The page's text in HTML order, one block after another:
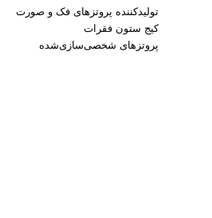
تولیدکننده پروتزهای فک و صورت
کیج ستون فقرات
پروتزهای شخصی‌سازی‌شده